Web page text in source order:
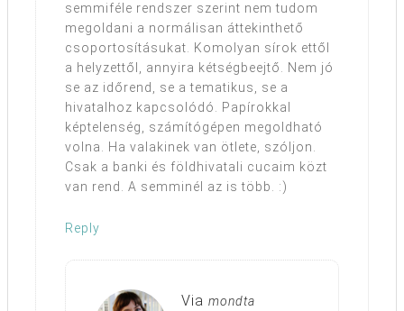
semmiféle rendszer szerint nem tudom
megoldani a normálisan áttekinthető
csoportosításukat. Komolyan sírok ettől
a helyzettől, annyira kétségbeejtő. Nem jó
se az időrend, se a tematikus, se a
hivatalhoz kapcsolódó. Papírokkal
képtelenség, számítógépen megoldható
volna. Ha valakinek van ötlete, szóljon.
Csak a banki és földhivatali cucaim közt
van rend. A semminél az is több. :)
Reply
Via mondta